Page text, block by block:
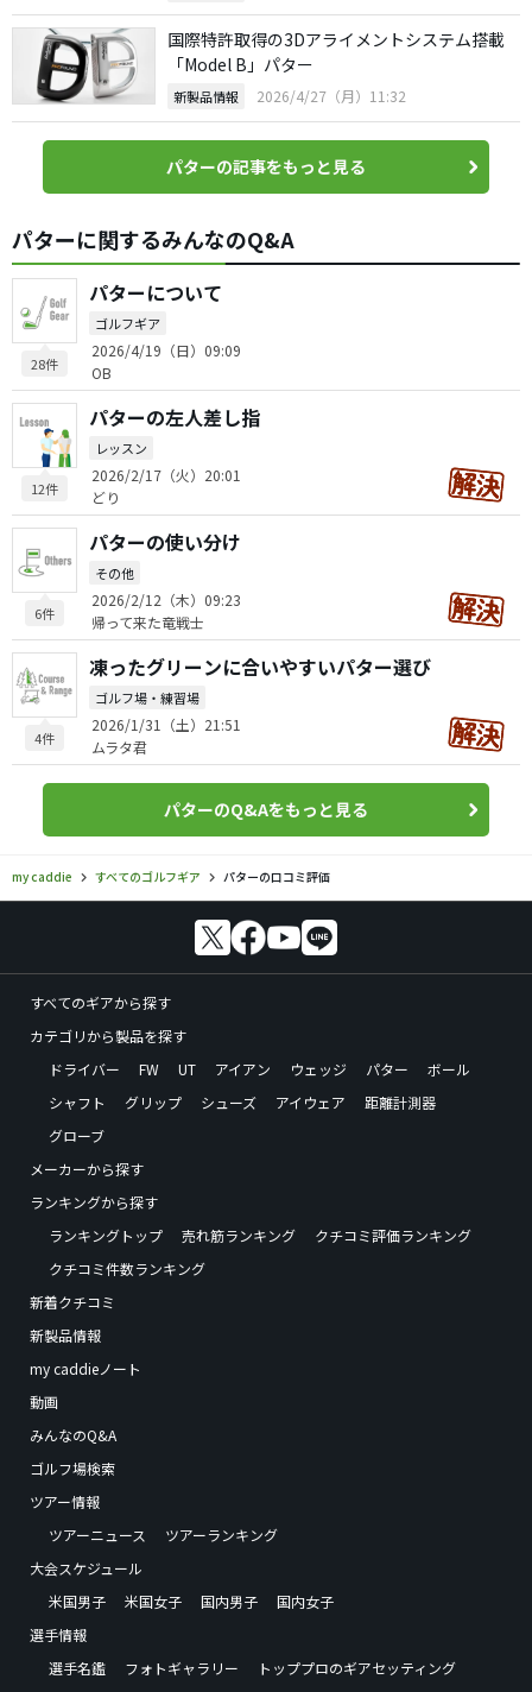
国際特許取得の3Dアライメントシステム搭載
「Model B」パター
新製品情報 2026/4/27（月）11:32
パターの記事をもっと見る
パターに関するみんなのQ&A
28件
パターについて
ゴルフギア
2026/4/19（日）09:09
OB
12件
パターの左人差し指
レッスン
2026/2/17（火）20:01
どり
6件
パターの使い分け
その他
2026/2/12（木）09:23
帰って来た竜戦士
4件
凍ったグリーンに合いやすいパター選び
ゴルフ場・練習場
2026/1/31（土）21:51
ムラタ君
パターのQ&Aをもっと見る
my caddie すべてのゴルフギア パターの口コミ評価
すべてのギアから探す
カテゴリから製品を探す
ドライバー
FW UT アイアン ウェッジ パター
ボール
シャフト
グリップ シューズ アイウェア
距離計測器
グローブ
メーカーから探す
ランキングから探す
ランキングトップ
売れ筋ランキング
クチコミ評価ランキング
クチコミ件数ランキング
新着クチコミ
新製品情報
my caddieノート
動画
みんなのQ&A
ゴルフ場検索
ツアー情報
ツアーニュース
ツアーランキング
大会スケジュール
米国男子
米国女子 国内男子
国内女子
選手情報
選手名鑑
フォトギャラリー
トッププロのギアセッティング